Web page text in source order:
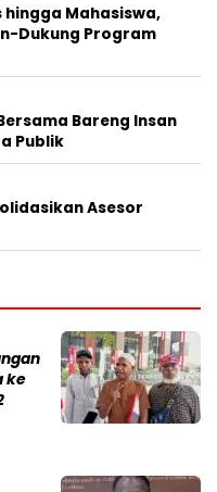
hingga Mahasiswa,
Dukung Program
Bareng Insan
Publik
Asesor
ke